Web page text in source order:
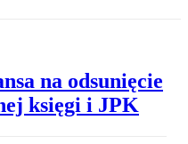
na odsunięcie
księgi i JPK